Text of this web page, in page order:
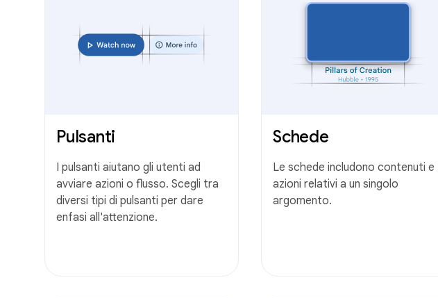
Pulsanti
I pulsanti aiutano gli utenti ad
avviare azioni o flusso. Scegli tra
diversi tipi di pulsanti per dare
enfasi all'attenzione.
Schede
Le schede includono contenuti e
azioni relativi a un singolo
argomento.